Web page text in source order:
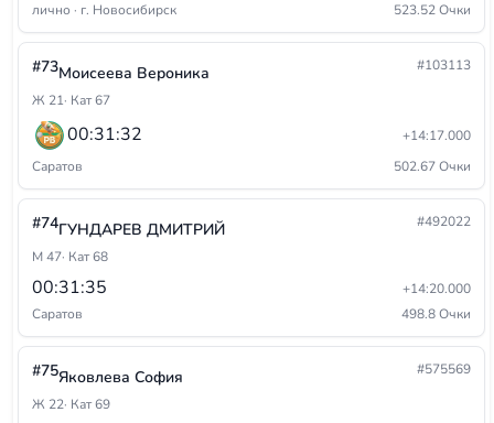
лично · г. Новосибирск
523.52 Очки
#73Моисеева Вероника
#103113
Ж 21· Кат 67
00:31:32
+14:17.000
Саратов
502.67 Очки
#74ГУНДАРЕВ ДМИТРИЙ
#492022
М 47· Кат 68
00:31:35
+14:20.000
Саратов
498.8 Очки
#75Яковлева София
#575569
Ж 22· Кат 69